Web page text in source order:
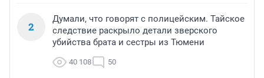
2
Думали, что говорят с полицейским. Тайское
следствие раскрыло детали зверского
убийства брата и сестры из Тюмени
40 108 50